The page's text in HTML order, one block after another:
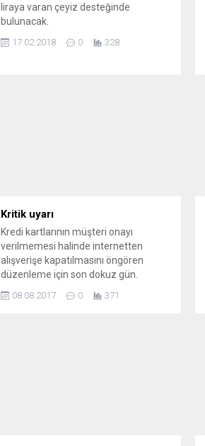
liraya varan çeyiz desteğinde
bulunacak.
17.02.2018 0 328
Kritik uyarı
Kredi kartlarının müşteri onayı
verilmemesi halinde internetten
alışverişe kapatılmasını öngören
düzenleme için son dokuz gün.
08.08.2017 0 371